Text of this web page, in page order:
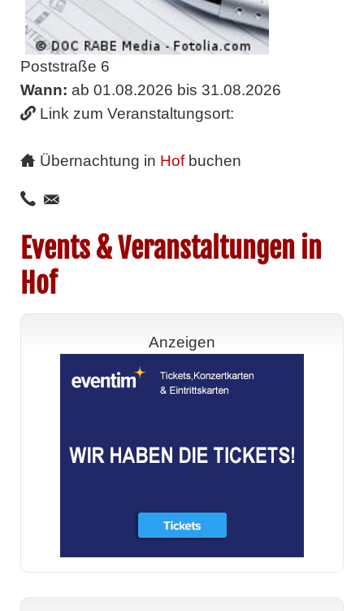
Poststraße 6
Wann: ab 01.08.2026 bis 31.08.2026
Link zum Veranstaltungsort:
Übernachtung in Hofbuchen
Events & Veranstaltungen in
Hof
Anzeigen